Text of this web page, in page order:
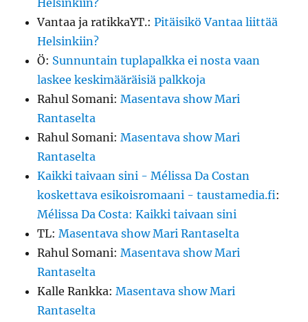
Helsinkiin?
Vantaa ja ratikkaYT.:Pitäisikö Vantaa liittää
Helsinkiin?
Ö: Sunnuntain tuplapalkka ei nosta vaan
laskee keskimääräisiä palkkoja
Rahul Somani:Masentava show Mari
Rantaselta
Rahul Somani:Masentava show Mari
Rantaselta
Kaikki taivaan sini - Mélissa Da Costan
koskettava esikoisromaani - taustamedia.fi:
Mélissa Da Costa: Kaikki taivaan sini
TL:Masentava show Mari Rantaselta
Rahul Somani:Masentava show Mari
Rantaselta
Kalle Rankka:Masentava show Mari
Rantaselta